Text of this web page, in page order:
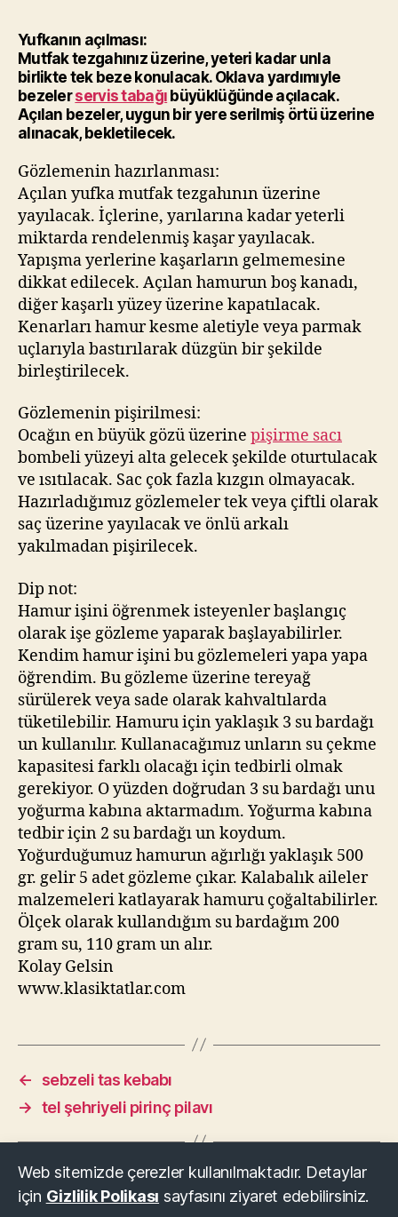
Yufkanın açılması:
Mutfak tezgahınız üzerine, yeteri kadar unla
birlikte tek beze konulacak. Oklava yardımıyle
bezelerservis tabağı büyüklüğünde açılacak.
Açılan bezeler, uygun bir yere serilmiş örtü üzerine
alınacak, bekletilecek.
Gözlemenin hazırlanması:
Açılan yufka mutfak tezgahının üzerine
yayılacak. İçlerine, yarılarına kadar yeterli
miktarda rendelenmiş kaşar yayılacak.
Yapışma yerlerine kaşarların gelmemesine
dikkat edilecek. Açılan hamurun boş kanadı,
diğer kaşarlı yüzey üzerine kapatılacak.
Kenarları hamur kesme aletiyle veya parmak
uçlarıyla bastırılarak düzgün bir şekilde
birleştirilecek.
Gözlemenin pişirilmesi:
Ocağın en büyük gözü üzerine pişirme sacı
bombeli yüzeyi alta gelecek şekilde oturtulacak
ve ısıtılacak. Sac çok fazla kızgın olmayacak.
Hazırladığımız gözlemeler tek veya çiftli olarak
saç üzerine yayılacak ve önlü arkalı
yakılmadan pişirilecek.
Dip not:
Hamur işini öğrenmek isteyenler başlangıç
olarak işe gözleme yaparak başlayabilirler.
Kendim hamur işini bu gözlemeleri yapa yapa
öğrendim. Bu gözleme üzerine tereyağ
sürülerek veya sade olarak kahvaltılarda
tüketilebilir. Hamuru için yaklaşık 3 su bardağı
un kullanılır. Kullanacağımız unların su çekme
kapasitesi farklı olacağı için tedbirli olmak
gerekiyor. O yüzden doğrudan 3 su bardağı unu
yoğurma kabına aktarmadım. Yoğurma kabına
tedbir için 2 su bardağı un koydum.
Yoğurduğumuz hamurun ağırlığı yaklaşık 500
gr. gelir 5 adet gözleme çıkar. Kalabalık aileler
malzemeleri katlayarak hamuru çoğaltabilirler.
Ölçek olarak kullandığım su bardağım 200
gram su, 110 gram un alır.
Kolay Gelsin
www.klasiktatlar.com
←
sebzeli tas kebabı
→ tel şehriyeli pirinç pilavı
Web sitemizde çerezler kullanılmaktadır. Detaylar
için Gizlilik Polikası sayfasını ziyaret edebilirsiniz.